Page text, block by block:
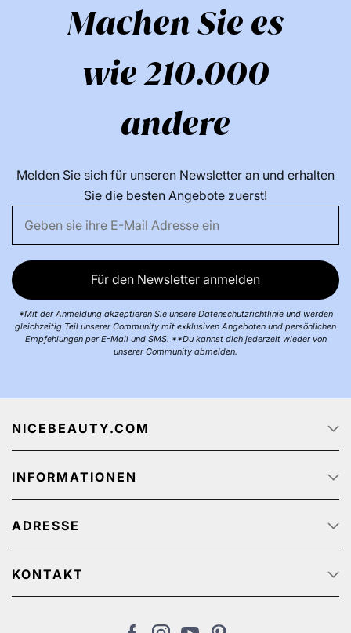
Machen Sie es
wie 210.000
andere
Melden Sie sich für unseren Newsletter an und erhalten
Sie die besten Angebote zuerst!
Für den Newsletter anmelden
*Mit der Anmeldung akzeptieren Sie unsere Datenschutzrichtlinie und werden
gleichzeitig Teil unserer Community mit exklusiven Angeboten und persönlichen
Empfehlungen per E-Mail und SMS. **Du kannst dich jederzeit wieder von
unserer Community abmelden.
NICEBEAUTY.COM
Startseite
Über uns
Jobs
Sendungsverfolgung
INFORMATIONEN
Datenschutz
AGB
Personenbezogener Datenschutz
Rücksendung
ADRESSE
NiceBeauty ApS
Stærevej 2,
6705 Esbjerg, Denmark
KONTAKT
Kundenservice: (+45) 32 200 200 (We speak English)